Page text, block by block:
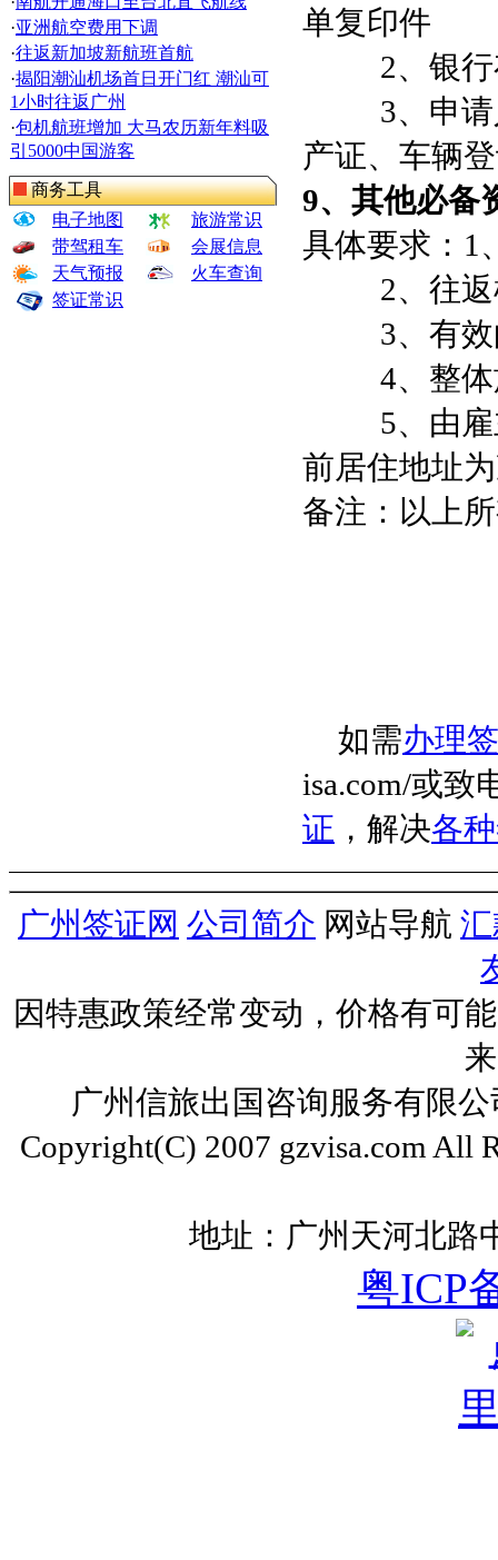
·亚洲航空费用下调
·往返新加坡新航班首航
·揭阳潮汕机场首日开门红 潮汕可
1小时往返广州
·包机航班增加 大马农历新年料吸
引5000中国游客
商务工具
电子地图
旅游常识
带驾租车
会展信息
天气预报
火车查询
签证常识
单复印件
2、银
3、申
产证、车辆
9、其他必备
具体要求： 1
2、往
3、有
4、整
5、由
前居住地址
备注：以上
如需办理
isa.com/或致
证 ，解决各
广州签证网 公司简介 网站导航
因特惠政策经常变动，价格有可
广州信旅出国咨询服务有限
Copyright(C) 2007 gzvisa.com All
地址：广州天河北路
粤ICP